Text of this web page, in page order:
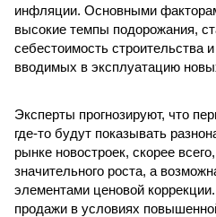
инфляции. Основными
высокие темпы подорожания,
себестоимость строительства
вводимых в эксплуатацию
Эксперты прогнозируют, что
где-то будут показывать
рынке новостроек, скорее
значительного роста, а
элементами ценовой
продажи в условиях